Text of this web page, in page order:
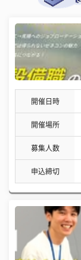
開催日時
開催場所
募集人数
申込締切